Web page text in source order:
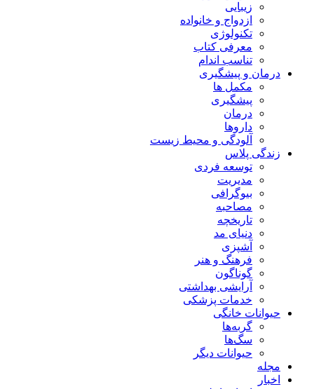
زیبایی
ازدواج و خانواده
تکنولوژی
معرفی کتاب
تناسب اندام
درمان و پیشگیری
مکمل ها
پیشگیری
درمان
داروها
آلودگی و محیط زیست
زندگی پلاس
توسعه فردی
مدیریت
بیوگرافی
مصاحبه
تاریخچه
دنیای مد
آشپزی
فرهنگ و هنر
گوناگون
آرایشی بهداشتی
خدمات پزشکی
حیوانات خانگی
گربه‌ها
سگ‌ها
حیوانات دیگر
مجله
اخبار